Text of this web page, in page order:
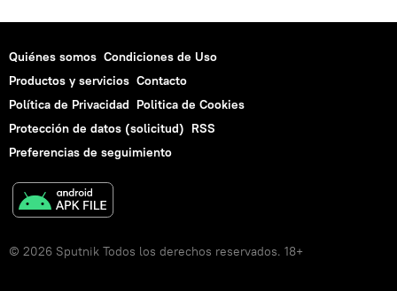
Quiénes somos Condiciones de Uso
Productos y servicios Contacto
Política de Privacidad Politica de Cookies
Protección de datos (solicitud) RSS
Preferencias de seguimiento
© 2026 Sputnik Todos los derechos reservados. 18+